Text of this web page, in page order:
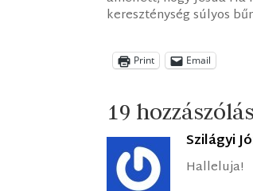
kereszténység súlyos
Print Email
19 hozzászólás
Szilágyi
Halleluja!